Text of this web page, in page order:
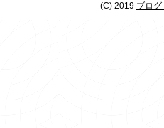
(C) 2019 ブロ